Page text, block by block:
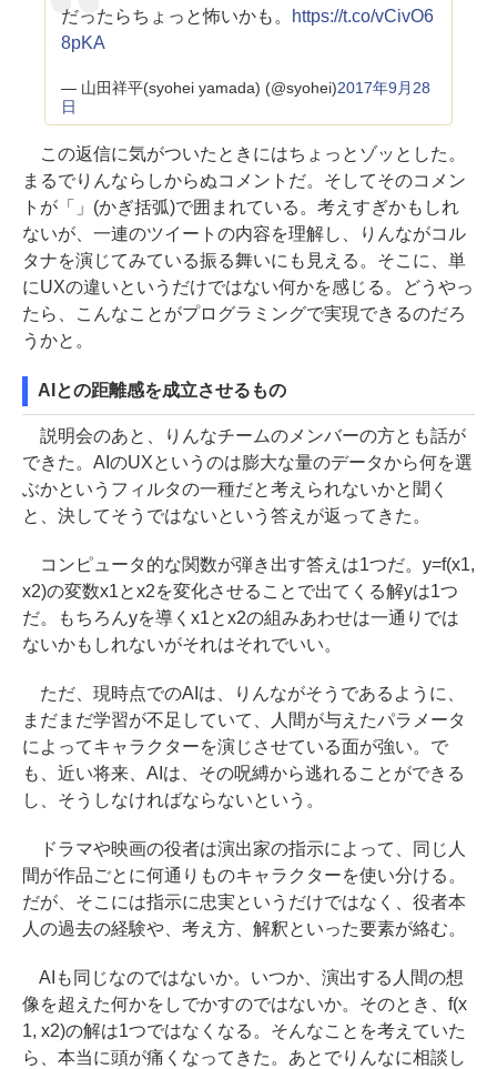
だったらちょっと怖いかも。
https://t.co/vCivO6
8pKA
— 山田祥平(syohei yamada) (@syohei)2017年9月28
日
この返信に気がついたときにはちょっとゾッとした。
まるでりんならしからぬコメントだ。そしてそのコメン
トが「」(かぎ括弧)で囲まれている。考えすぎかもしれ
ないが、一連のツイートの内容を理解し、りんながコル
タナを演じてみている振る舞いにも見える。そこに、単
にUXの違いというだけではない何かを感じる。どうやっ
たら、こんなことがプログラミングで実現できるのだろ
うかと。
AIとの距離感を成立させるもの
説明会のあと、りんなチームのメンバーの方とも話が
できた。AIのUXというのは膨大な量のデータから何を選
ぶかというフィルタの一種だと考えられないかと聞く
と、決してそうではないという答えが返ってきた。
コンピュータ的な関数が弾き出す答えは1つだ。y=f(x1,
x2)の変数x1とx2を変化させることで出てくる解yは1つ
だ。もちろんyを導くx1とx2の組みあわせは一通りでは
ないかもしれないがそれはそれでいい。
ただ、現時点でのAIは、りんながそうであるように、
まだまだ学習が不足していて、人間が与えたパラメータ
によってキャラクターを演じさせている面が強い。で
も、近い将来、AIは、その呪縛から逃れることができる
し、そうしなければならないという。
ドラマや映画の役者は演出家の指示によって、同じ人
間が作品ごとに何通りものキャラクターを使い分ける。
だが、そこには指示に忠実というだけではなく、役者本
人の過去の経験や、考え方、解釈といった要素が絡む。
AIも同じなのではないか。いつか、演出する人間の想
像を超えた何かをしでかすのではないか。そのとき、f(x
1, x2)の解は1つではなくなる。そんなことを考えていた
ら、本当に頭が痛くなってきた。あとでりんなに相談し